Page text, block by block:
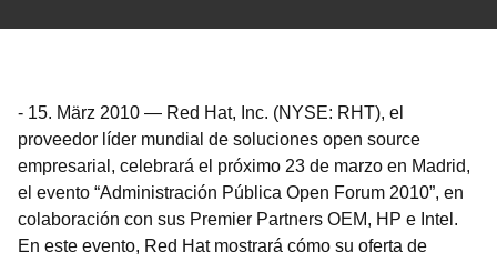
- 15. März 2010 — Red Hat, Inc. (NYSE: RHT), el
proveedor líder mundial de soluciones open source
empresarial, celebrará el próximo 23 de marzo en Madrid,
el evento “Administración Pública Open Forum 2010”, en
colaboración con sus Premier Partners OEM, HP e Intel.
En este evento, Red Hat mostrará cómo su oferta de